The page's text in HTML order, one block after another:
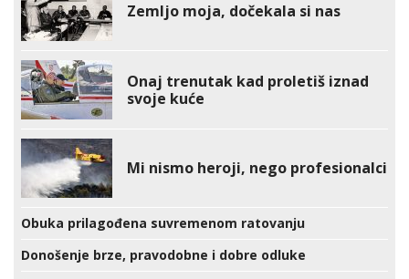
Zemljo moja, dočekala si nas
Onaj trenutak kad proletiš iznad
svoje kuće
Mi nismo heroji, nego profesionalci
Obuka prilagođena suvremenom ratovanju
Donošenje brze, pravodobne i dobre odluke